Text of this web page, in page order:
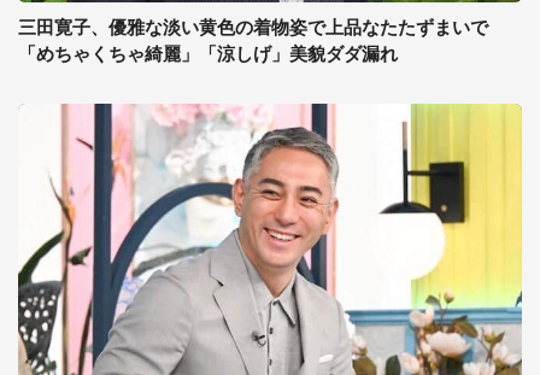
三田寛子、優雅な淡い黄色の着物姿で上品なたたずまいで
「めちゃくちゃ綺麗」「涼しげ」美貌ダダ漏れ